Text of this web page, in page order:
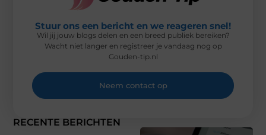
RECENTE BERICHTEN
Stuur ons een bericht en we reageren snel!
Wil jij jouw blogs delen en een breed publiek bereiken?
Wacht niet langer en registreer je vandaag nog op
Gouden-tip.nl
Neem contact op